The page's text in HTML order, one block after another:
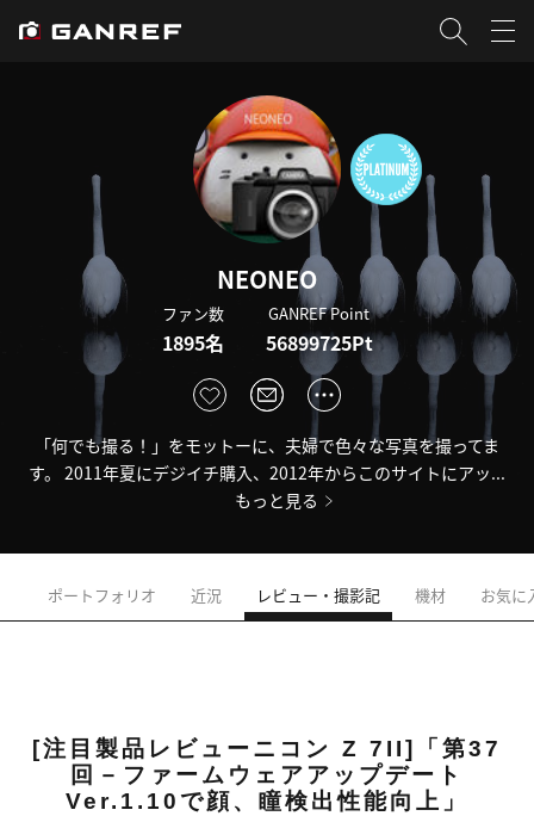
NEONEO
ファン数
1895名
GANREF Point
56899725Pt
「何でも撮る！」をモットーに、夫婦で色々な写真を撮ってま
す。 2011年夏にデジイチ購入、2012年からこのサイトにアッ...
もっと見る
ポートフォリオ 近況 レビュー・撮影記 機材 お気に
[注目製品レビューニコン Z 7II]「第37
回－ファームウェアアップデート
Ver.1.10で顔、瞳検出性能向上」